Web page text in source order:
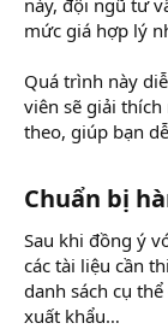
mức giá hợp lý
Quá trình này
viên sẽ giải
theo, giúp bạn
Chuẩn bị
Sau khi đồng ý
các tài liệu cần
danh sách cụ
xuất khẩu…